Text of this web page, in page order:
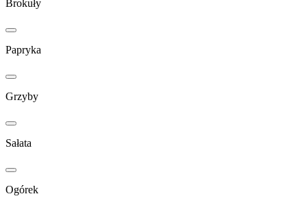
Brokuły
Papryka
Grzyby
Sałata
Ogórek